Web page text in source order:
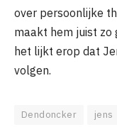
over persoonlijke
maakt hem juist zo
het lijkt erop dat
volgen.
Dendoncker jens